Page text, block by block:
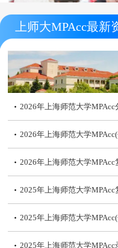
上师大MPAcc最新
2026年上海师范大学
2026年上海师范大学
2026年上海师范大学
线 2025年上海师范大学
2025年上海师范大学
2025年上海师范大学MPAcc